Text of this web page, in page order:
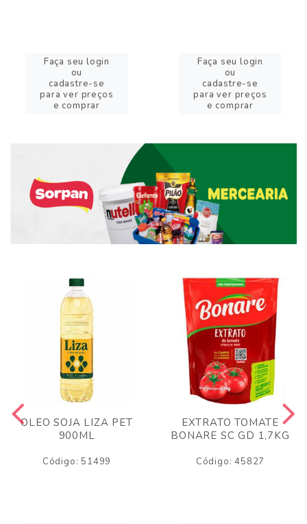
Faça seu login
ou
cadastre-se
para ver preços
e comprar
Faça seu login
ou
cadastre-se
para ver preços
e comprar
OLEO SOJA LIZA PET
900ML
Código: 51499
EXTRATO TOMATE
BONARE SC GD 1,7KG
Código: 45827